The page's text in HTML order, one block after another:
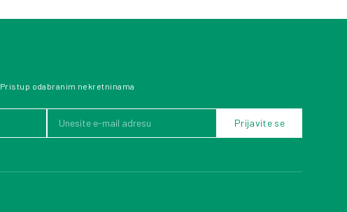
Pristup odabranim nekretninama
Prijavite se